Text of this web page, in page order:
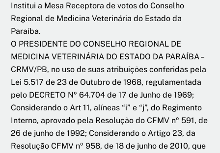
Institui a Mesa Receptora de votos do Conselho
Regional de Medicina Veterinária do Estado da
Paraíba.
O PRESIDENTE DO CONSELHO REGIONAL DE
MEDICINA VETERINÁRIA DO ESTADO DA PARAÍBA –
CRMV/PB, no uso de suas atribuições conferidas pela
Lei 5.517 de 23 de Outubro de 1968, regulamentada
pelo DECRETO Nº 64.704 de 17 de Junho de 1969;
Considerando o Art 11, alíneas “i” e “j”, do Regimento
Interno, aprovado pela Resolução do CFMV nº 591, de
26 de junho de 1992; Considerando o Artigo 23, da
Resolução CFMV nº 958, de 18 de junho de 2010, que